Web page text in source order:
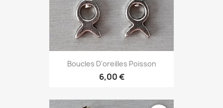
Boucles D'oreilles Poisson
6,00 €